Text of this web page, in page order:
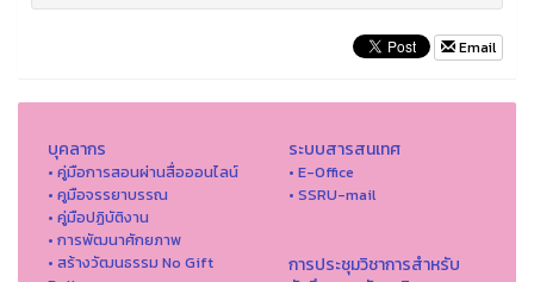
Email
บุคลากร
• คู่มือการสอนผ่านสื่อออนไลน์
• คูมือจรรยาบรรณ
• คู่มือปฏิบัติงาน
• การพัฒนาศักยภาพ
• สร้างวัฒนธรรม No Gift
ระบบสารสนเทศ
• E-Office
• SSRU-mail
การประชุมวิชาการสำหรับ